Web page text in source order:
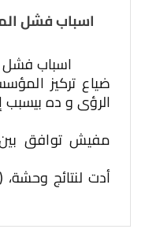
اسباب فشل
اسباب فشل
الرؤى و ده بيسبب